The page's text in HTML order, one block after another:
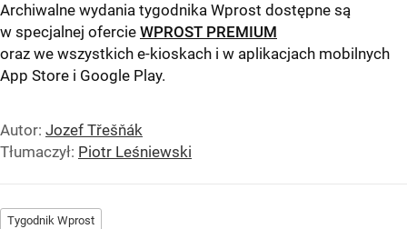
Archiwalne wydania tygodnika Wprost dostępne są
w specjalnej ofercie WPROST PREMIUM
oraz we wszystkich e-kioskach i w aplikacjach mobilnych
App Store i Google Play.
Autor: Jozef Třešňák
Tłumaczył: Piotr Leśniewski
Tygodnik Wprost